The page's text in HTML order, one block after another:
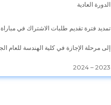
الدورة العادية
تمديد فترة تقديم طلبات الاشتراك في
إلى مرحلة الإجازة في كلية الهندسة للعام
2023 – 2024